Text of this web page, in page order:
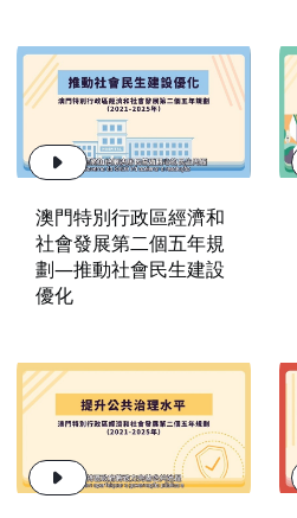
澳門特別行政區經濟和
社會發展第二個五年規
劃—推動社會民生建設
優化